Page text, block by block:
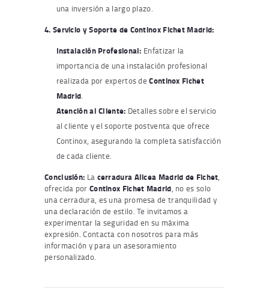
una inversión a largo plazo.
4. Servicio y Soporte de Continox Fichet Madrid:
Instalación Profesional: Enfatizar la
importancia de una instalación profesional
realizada por expertos deContinox Fichet
Madrid.
Atención al Cliente: Detalles sobre el servicio
al cliente y el soporte postventa que ofrece
Continox, asegurando la completa satisfacción
de cada cliente.
Conclusión: La cerradura Alicea Madrid de Fichet,
ofrecida por Continox Fichet Madrid, no es solo
una cerradura, es una promesa de tranquilidad y
una declaración de estilo. Te invitamos a
experimentar la seguridad en su máxima
expresión. Contacta con nosotros para más
información y para un asesoramiento
personalizado.